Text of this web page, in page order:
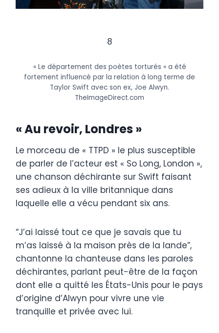
8
« Le département des poètes torturés » a été
fortement influencé par la relation à long terme de
Taylor Swift avec son ex, Joe Alwyn.
TheImageDirect.com
« Au revoir, Londres »
Le morceau de « TTPD » le plus susceptible
de parler de l’acteur est « So Long, London »,
une chanson déchirante sur Swift faisant
ses adieux à la ville britannique dans
laquelle elle a vécu pendant six ans.
“J’ai laissé tout ce que je savais que tu
m’as laissé à la maison près de la lande”,
chantonne la chanteuse dans les paroles
déchirantes, parlant peut-être de la façon
dont elle a quitté les États-Unis pour le pays
d’origine d’Alwyn pour vivre une vie
tranquille et privée avec lui.